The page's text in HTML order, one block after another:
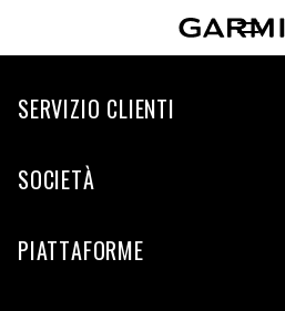
SERVIZIO CLIENTI
SOCIETÀ
PIATTAFORME